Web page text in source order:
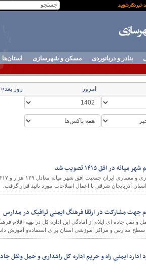
بنادر و دریانوردی مسکن و شهرسازی استان‌ها
امروز روز بعد»
در افق ۱۴۱۵ تصویب شد
آذربایجان شرقی با اعمال اصلاحات مورد تائید قرار گرفت.
جهت مشارکت در ارتقا فرهنگ ایمنی ترافیک در مدارس
و نقل جاده ای ایلام از آمادگی این اداره کل در تهیه اقلام
سطح مدارس و مراکز آموزشی استان برای استفاده‌و آموزش
اداره ایمنی راه و حریم اداره کل راهداری و حمل ونقل